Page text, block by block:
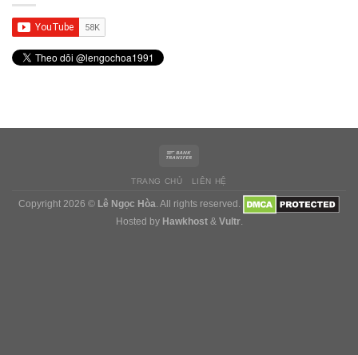
TRANG CHỦ LIÊN HỆ
Copyright 2026 © Lê Ngọc Hòa. All rights reserved.
Hosted by Hawkhost& Vultr.